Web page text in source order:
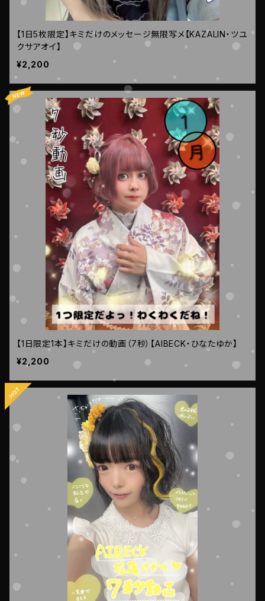
【1日5枚限定】キミだけのメッセージ無限写メ【KAZALIN・ツユ
クサアオイ】
¥2,200
【1日限定1本】キミだけの動画（7秒）【AIBECK・ひなたゆか】
¥2,200